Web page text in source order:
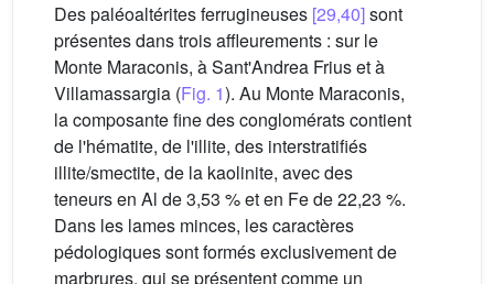
Des paléoaltérites ferrugineuses [29,40]sont
présentes dans trois affleurements : sur le
Monte Maraconis, à Sant'Andrea Frius et à
Villamassargia (Fig. 1). Au Monte Maraconis,
la composante fine des conglomérats contient
de l'hématite, de l'illite, des interstratifiés
illite/smectite, de la kaolinite, avec des
teneurs en Al de 3,53 % et en Fe de 22,23 %.
Dans les lames minces, les caractères
pédologiques sont formés exclusivement de
marbrures, qui se présentent comme un